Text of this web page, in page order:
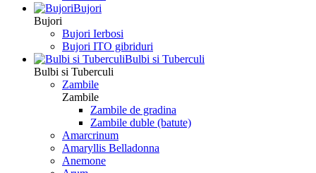
Bujori
Bujori
Bujori Ierbosi
Bujori ITO gibriduri
Bulbi si Tuberculi
Bulbi si Tuberculi
Zambile
Zambile
Zambile de gradina
Zambile duble (batute)
Amarcrinum
Amaryllis Belladonna
Anemone